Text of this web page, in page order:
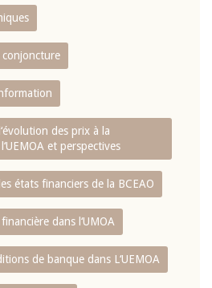
des prix à la
et perspectives
états financiers de la BCEAO
dans l‘UMOA
de banque dans L‘UEMOA